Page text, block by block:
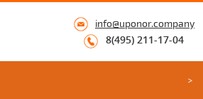
info@uponor.company
8(495) 211-17-04